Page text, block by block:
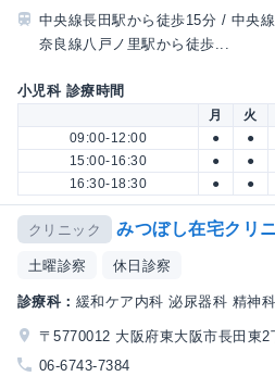
中央線長田駅から徒歩15分 / 中央
奈良線八戸ノ里駅から徒歩...
小児科 診療時間
月 火
09:00-12:00
● ●
15:00-16:30
● ●
16:30-18:30
● ●
クリニック みつぼし在宅クリ
土曜診察 休日診察
診療科： 緩和ケア内科 泌尿器科 精神科
〒5770012 大阪府東大阪市長田東
06-6743-7384